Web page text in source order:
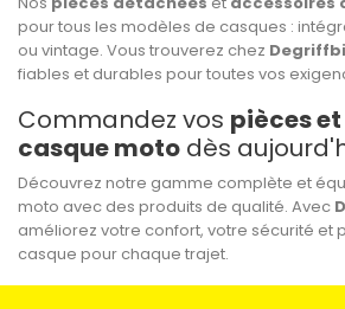
pour tous les modèles de casques :
ou vintage. Vous trouverez chez
fiables et durables pour toutes vos
Commandez vos pièces
casque moto dès
Découvrez notre gamme complète et
moto avec des produits de qualité. Avec
améliorez votre confort, votre sécurité et
casque pour chaque trajet.